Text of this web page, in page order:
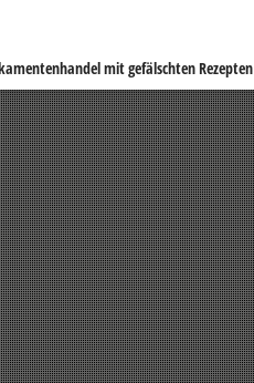
mit gefälschten Rezepten